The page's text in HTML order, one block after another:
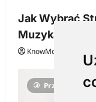
Jak Wybrać
Muzyka
KnowMore.pl
Przeczytano